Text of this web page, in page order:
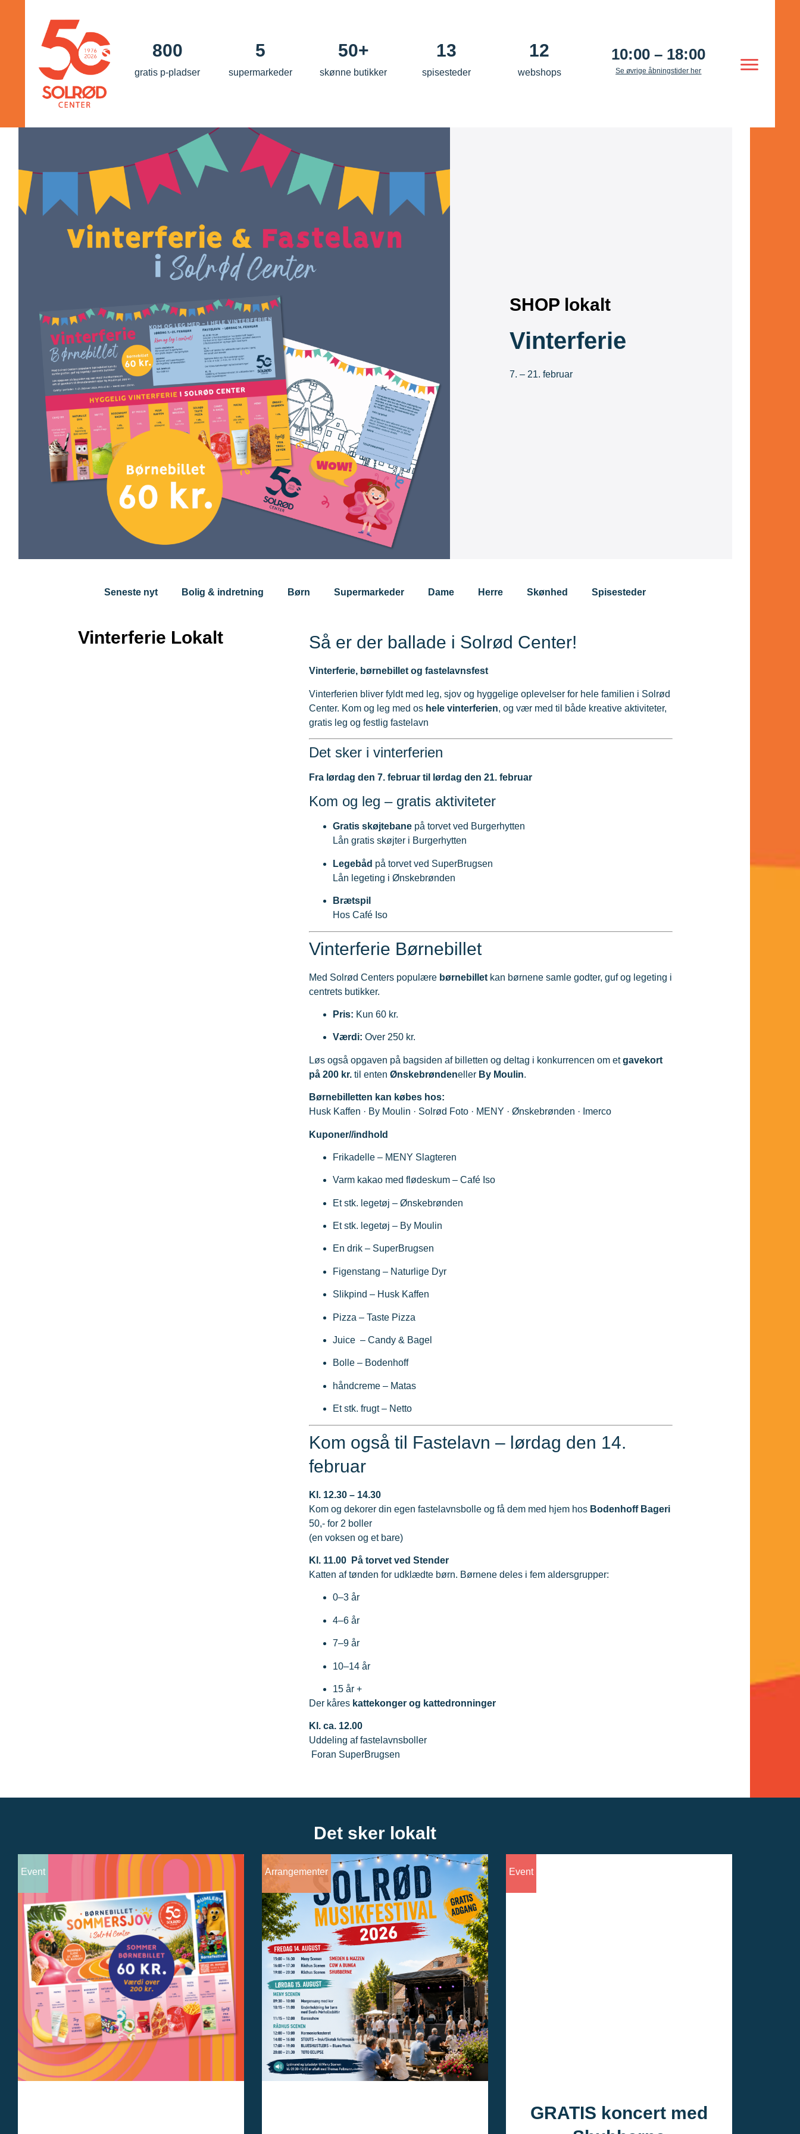
800
gratis p-pladser
5
supermarkeder
50+
skønne butikker
13
spisesteder
12
webshops
10:00 – 18:00
Se øvrige åbningstider her
SHOP lokalt
Vinterferie
7. – 21. februar
Seneste nyt Bolig & indretning Børn Supermarkeder Dame Herre Skønhed Spisesteder
Vinterferie Lokalt Så er der ballade i Solrød Center!
Vinterferie, børnebillet og fastelavnsfest
Vinterferien bliver fyldt med leg, sjov og hyggelige oplevelser for hele familien i Solrød
Center. Kom og leg med os hele vinterferien, og vær med til både kreative aktiviteter,
gratis leg og festlig fastelavn
Det sker i vinterferien
Fra lørdag den 7. februar til lørdag den 21. februar
Kom og leg – gratis aktiviteter
Gratis skøjtebane på torvet ved Burgerhytten
Lån gratis skøjter i Burgerhytten
Legebåd på torvet ved SuperBrugsen
Lån legeting i Ønskebrønden
Brætspil
Hos Café Iso
Vinterferie Børnebillet
Med Solrød Centers populære børnebillet kan børnene samle godter, guf og legeting i
centrets butikker.
Pris: Kun 60 kr.
Værdi: Over 250 kr.
Løs også opgaven på bagsiden af billetten og deltag i konkurrencen om etgavekort
på 200 kr. til enten Ønskebrøndeneller By Moulin.
Børnebilletten kan købes hos:
Husk Kaffen · By Moulin · Solrød Foto · MENY · Ønskebrønden · Imerco
Kuponer//indhold
Frikadelle – MENY Slagteren
Varm kakao med flødeskum – Café Iso
Et stk. legetøj – Ønskebrønden
Et stk. legetøj – By Moulin
En drik – SuperBrugsen
Figenstang – Naturlige Dyr
Slikpind – Husk Kaffen
Pizza – Taste Pizza
Juice – Candy & Bagel
Bolle – Bodenhoff
håndcreme – Matas
Et stk. frugt – Netto
Kom også til Fastelavn – lørdag den 14.
februar
Kl. 12.30 – 14.30
Kom og dekorer din egen fastelavnsbolle og få dem med hjem hos Bodenhoff Bageri
50,- for 2 boller
(en voksen og et bare)
Kl. 11.00 På torvet ved Stender
Katten af tønden for udklædte børn. Børnene deles i fem aldersgrupper:
0–3 år
4–6 år
7–9 år
10–14 år
15 år +
Der kåres kattekonger og kattedronninger
Kl. ca. 12.00
Uddeling af fastelavnsboller
Foran SuperBrugsen
Det sker lokalt
Event Arrangementer Event
GRATIS koncert med